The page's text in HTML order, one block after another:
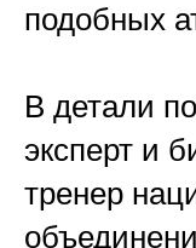
подобных
В детали
эксперт и
тренер нац